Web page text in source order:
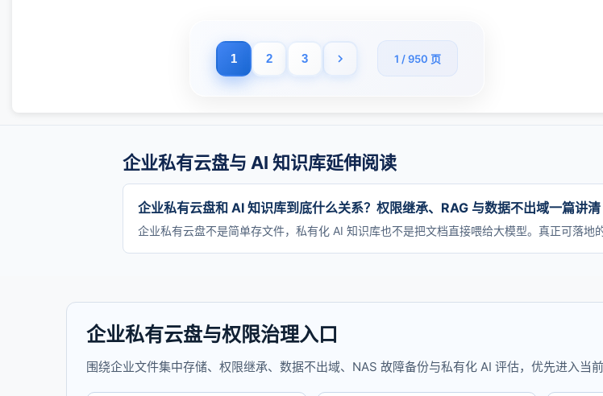
1 2 3 1 / 950 页
企业私有云盘与 AI 知识库延伸阅读
企业私有云盘和 AI 知识库到底什么关系？权限继承、RAG 与数据不出域一篇讲
企业私有云盘不是简单存文件，私有化 AI 知识库也不是把文档直接喂给大模型。真正可落地
企业私有云盘与权限治理入口
围绕企业文件集中存储、权限继承、数据不出域、NAS 故障备份与私有化 AI 评估，优先进入当前